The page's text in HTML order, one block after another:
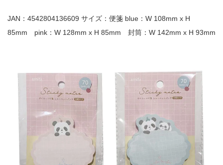
JAN：4542804136609 サイズ：便箋 blue：W 108mm x H
85mm pink：W 128mm x H 85mm 封筒：W 142mm x H 93mm